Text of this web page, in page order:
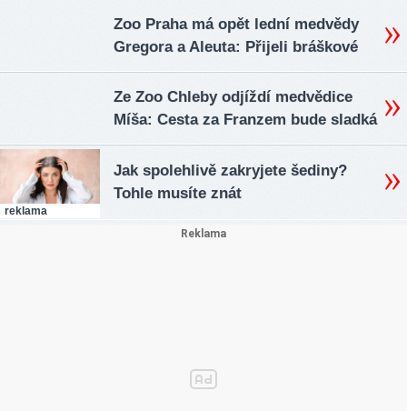
Zoo Praha má opět lední medvědy
Gregora a Aleuta: Přijeli bráškové
Ze Zoo Chleby odjíždí medvědice
Míša: Cesta za Franzem bude sladká
reklama
Jak spolehlivě zakryjete šediny?
Tohle musíte znát